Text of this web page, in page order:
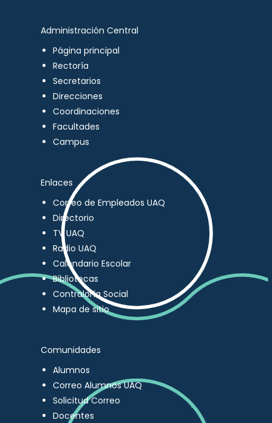
Administración Central
Página principal
Rectoría
Secretarios
Direcciones
Coordinaciones
Facultades
Campus
Enlaces
Correo de Empleados UAQ
Directorio
TV UAQ
Radio UAQ
Calendario Escolar
Bibliotecas
Contraloría Social
Mapa de sitio
Comunidades
Alumnos
Correo Alumnos UAQ
Solicitud Correo
Docentes